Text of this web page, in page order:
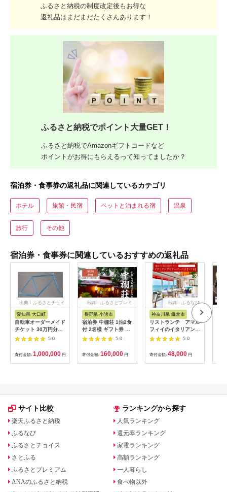
ふるさと納税の制度改定後もお得な
返礼品はまだまだたくさんあります！
ふるさと納税でポイント大量GET！
ふるさと納税でAmazonギフトコードなど
ポイントがお得にもらえるって知ってましたか？
宿泊券・食事券の返礼品に関連しているカテゴリ
ホテル 旅館・民宿 ペットと泊まれる宿 温泉
旅行 その他
宿泊券・食事券に関連しているおすすめの返礼品
出典：ふるさとチョイ
愛知県 大口町
自転車オーダーメイド
チケット 30万円分
【1360365】
5.0
寄付金額: 1,000,000 円
出典：ふるさとプレミ
長野県 小諸市
宿泊券 中棚荘 1泊2食
付 2名様 ギフト券 チ
ケット 券 宿泊 旅行
5.0
寄付金額: 160,000 円
出典：ふるなび
神奈川県 鎌倉市
リストランテ アマル
フィイのイタリアンデ
ィナーコースA ペア
5.0
寄付金額: 48,000 円
サイト比較
楽天ふるさと納税
ふるなび
ふるさとチョイス
さとふる
ふるさとプレミアム
ANAのふるさと納税
ランキングから探す
人気ランキング
還元率ランキング
家電ランキング
高額ランキング
一人暮らし
食べ物以外